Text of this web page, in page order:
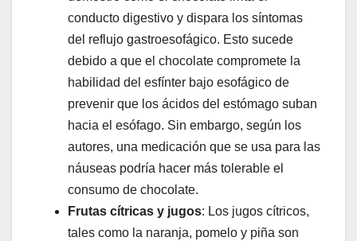
conducto digestivo y dispara los síntomas
del reflujo gastroesofágico. Esto sucede
debido a que el chocolate compromete la
habilidad del esfínter bajo esofágico de
prevenir que los ácidos del estómago suban
hacia el esófago. Sin embargo, según los
autores, una medicación que se usa para las
náuseas podría hacer más tolerable el
consumo de chocolate.
Frutas cítricas y jugos: Los jugos cítricos,
tales como la naranja, pomelo y piña son